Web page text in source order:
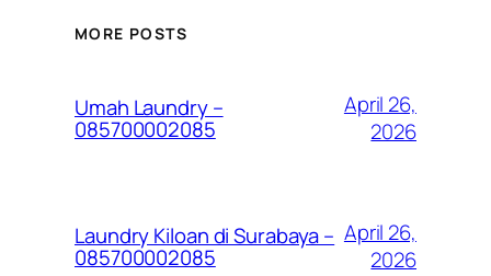
MORE POSTS
Umah Laundry –
085700002085
April 26,
2026
Laundry Kiloan di Surabaya –
085700002085
April 26,
2026